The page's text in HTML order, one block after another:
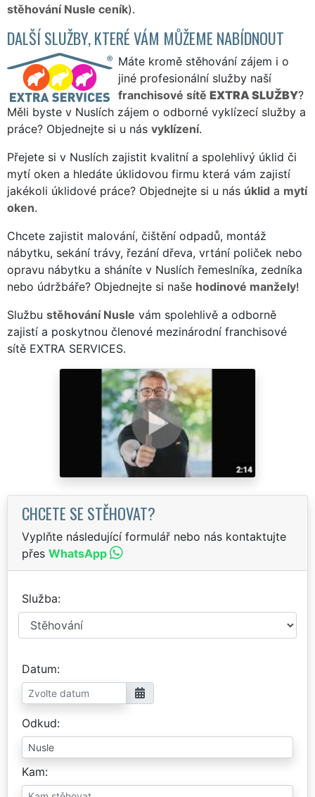
stěhování Nusle ceník).
DALŠÍ SLUŽBY, KTERÉ VÁM MŮŽEME NABÍDNOUT
Máte kromě stěhování zájem i o
jiné profesionální služby naší
franchisové sítě EXTRA SLUŽBY?
Měli byste v Nuslích zájem o odborné vyklízecí služby a
práce? Objednejte si u nás vyklízení.
Přejete si v Nuslích zajistit kvalitní a spolehlivý úklid či
mytí oken a hledáte úklidovou firmu která vám zajistí
jakékoli úklidové práce? Objednejte si u nás úklid a mytí
oken.
Chcete zajistit malování, čištění odpadů, montáž
nábytku, sekání trávy, řezání dřeva, vrtání poliček nebo
opravu nábytku a sháníte v Nuslích řemeslníka, zedníka
nebo údržbáře? Objednejte si naše hodinové manžely!
Službu stěhování Nusle vám spolehlivě a odborně
zajistí a poskytnou členové mezinárodní franchisové
sítě EXTRA SERVICES.
CHCETE SE STĚHOVAT?
Vyplňte následující formulář nebo nás kontaktujte
přes WhatsApp
Služba
Datum
Odkud
Kam